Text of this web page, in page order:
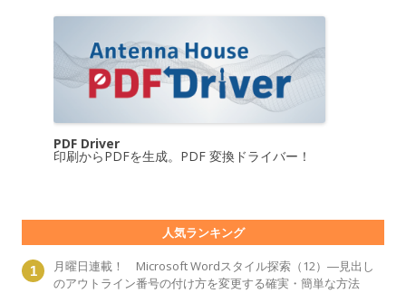
PDF Driver
印刷からPDFを生成。PDF 変換ドライバー！
人気ランキング
月曜日連載！ Microsoft Wordスタイル探索（12）―見出し
のアウトライン番号の付け方を変更する確実・簡単な方法